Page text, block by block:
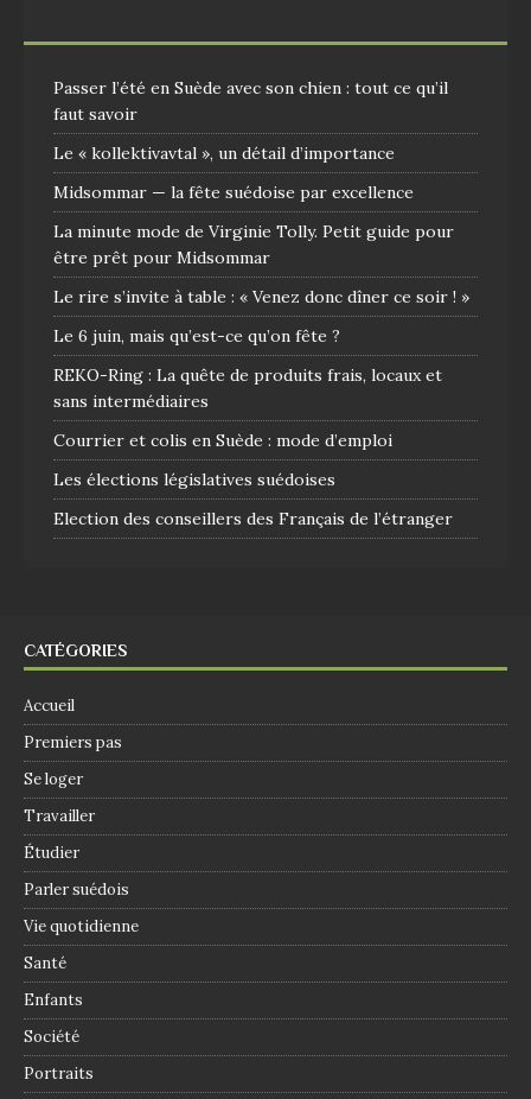
Passer l’été en Suède avec son chien : tout ce qu’il
faut savoir
Le « kollektivavtal », un détail d’importance
Midsommar — la fête suédoise par excellence
La minute mode de Virginie Tolly. Petit guide pour
être prêt pour Midsommar
Le rire s’invite à table : « Venez donc dîner ce soir ! »
Le 6 juin, mais qu’est-ce qu’on fête ?
REKO-Ring : La quête de produits frais, locaux et
sans intermédiaires
Courrier et colis en Suède : mode d’emploi
Les élections législatives suédoises
Election des conseillers des Français de l’étranger
CATÉGORIES
Accueil
Premiers pas
Se loger
Travailler
Étudier
Parler suédois
Vie quotidienne
Santé
Enfants
Société
Portraits